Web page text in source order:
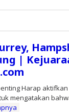
|
Harap aktifkan
mengatakan